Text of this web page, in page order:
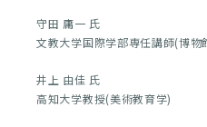
守田 庸一 氏
文教大学国際学部専任講師(博物
井上 由佳 氏
高知大学教授(美術教育学)